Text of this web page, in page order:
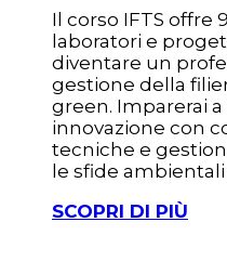
Il corso IFTS offre
laboratori e
diventare un
gestione della
green. Imparerai
innovazione con
tecniche e
le sfide
SCOPRI DI PIÙ